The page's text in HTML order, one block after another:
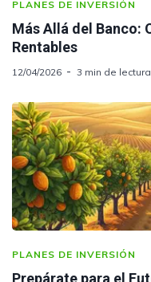
PLANES DE INVERSIÓN
Más Allá del Banco:
Rentables
12/04/2026 3 min de lectura
PLANES DE INVERSIÓN
Prepárate para el